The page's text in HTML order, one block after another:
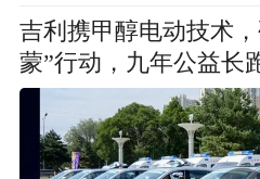
吉利携甲醇电动技术
蒙”行动，九年公益长